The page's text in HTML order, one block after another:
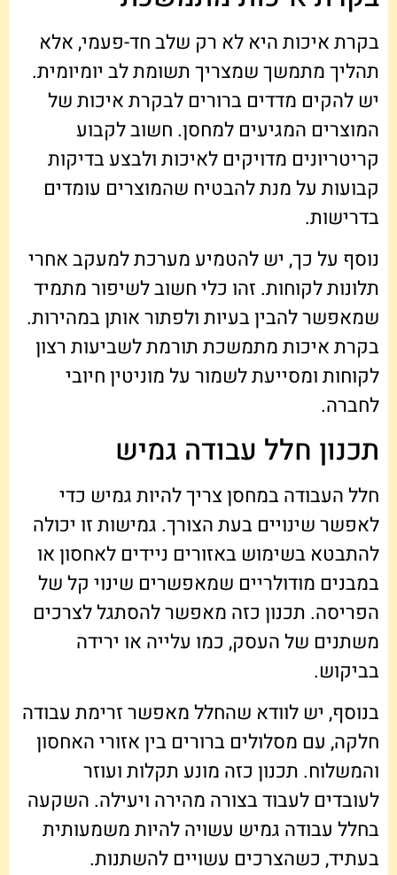
בקרת איכות היא לא רק שלב חד-פעמי, אלא
תהליך מתמשך שמצריך תשומת לב יומיומית.
יש להקים מדדים ברורים לבקרת איכות של
המוצרים המגיעים למחסן. חשוב לקבוע
קריטריונים מדויקים לאיכות ולבצע בדיקות
קבועות על מנת להבטיח שהמוצרים עומדים
בדרישות.
נוסף על כך, יש להטמיע מערכת למעקב אחרי
תלונות לקוחות. זהו כלי חשוב לשיפור מתמיד
שמאפשר להבין בעיות ולפתור אותן במהירות.
בקרת איכות מתמשכת תורמת לשביעות רצון
לקוחות ומסייעת לשמור על מוניטין חיובי
לחברה.
תכנון חלל עבודה גמיש
חלל העבודה במחסן צריך להיות גמיש כדי
לאפשר שינויים בעת הצורך. גמישות זו יכולה
להתבטא בשימוש באזורים ניידים לאחסון או
במבנים מודולריים שמאפשרים שינוי קל של
הפריסה. תכנון כזה מאפשר להסתגל לצרכים
משתנים של העסק, כמו עלייה או ירידה
בביקוש.
בנוסף, יש לוודא שהחלל מאפשר זרימת עבודה
חלקה, עם מסלולים ברורים בין אזורי האחסון
והמשלוח. תכנון כזה מונע תקלות ועוזר
לעובדים לעבוד בצורה מהירה ויעילה. השקעה
בחלל עבודה גמיש עשויה להיות משמעותית
בעתיד, כשהצרכים עשויים להשתנות.